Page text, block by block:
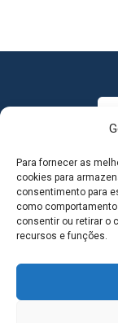
Para fornecer as
cookies para
consentimento para
como
consentir ou retirar o
recursos e funções.
MAPA DO SITE
SEDE DO